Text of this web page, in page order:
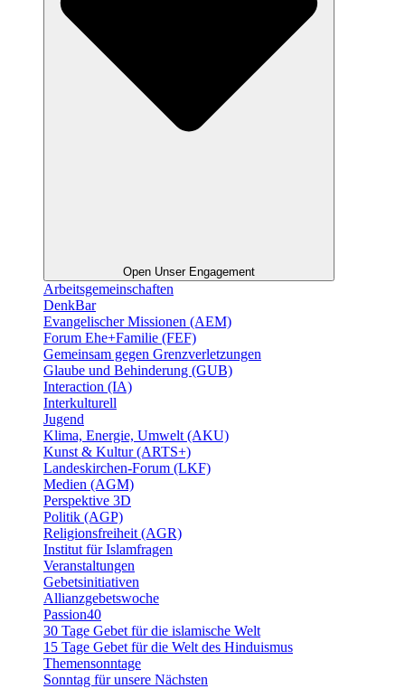
Open Unser Engagement
Arbeitsgemeinschaften
DenkBar
Evangelischer Missionen (AEM)
Forum Ehe+Familie (FEF)
Gemeinsam gegen Grenzverletzungen
Glaube und Behinderung (GUB)
Interaction (IA)
Interkulturell
Jugend
Klima, Energie, Umwelt (AKU)
Kunst & Kultur (ARTS+)
Landeskirchen-Forum (LKF)
Medien (AGM)
Perspektive 3D
Politik (AGP)
Religionsfreiheit (AGR)
Institut für Islamfragen
Veranstaltungen
Gebetsinitiativen
Allianzgebetswoche
Passion40
30 Tage Gebet für die islamische Welt
15 Tage Gebet für die Welt des Hinduismus
Themensonntage
Sonntag für unsere Nächsten